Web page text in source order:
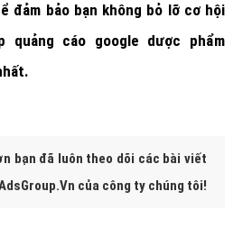
đảm bảo bạn không bỏ lỡ cơ hội
quảng cáo google dược phẩm
bạn đã luôn theo dõi các bài viết
của công ty chúng tôi!